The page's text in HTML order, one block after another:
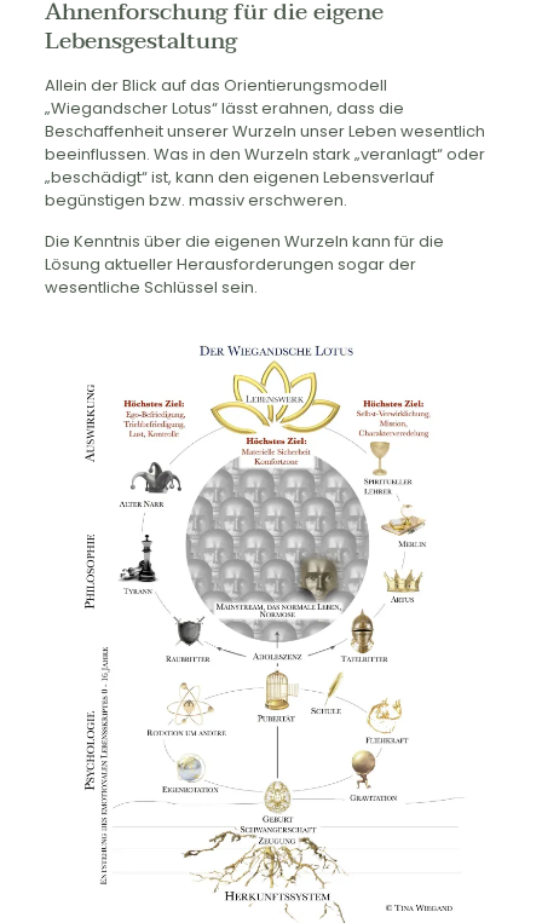
Ahnenforschung für die eigene
Lebensgestaltung
Allein der Blick auf das Orientierungsmodell
„Wiegandscher Lotus“ lässt erahnen, dass die
Beschaffenheit unserer Wurzeln unser Leben wesentlich
beeinflussen. Was in den Wurzeln stark „veranlagt“ oder
„beschädigt“ ist, kann den eigenen Lebensverlauf
begünstigen bzw. massiv erschweren.
Die Kenntnis über die eigenen Wurzeln kann für die
Lösung aktueller Herausforderungen sogar der
wesentliche Schlüssel sein.